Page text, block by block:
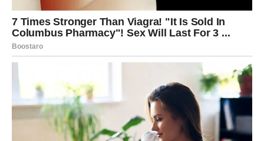
MENTALNA AKTIVNOST I NOVA
IDEJA
Iako je vikend, tvoj um neće mirovati. Razmišljaš o
projektima, planovima, promenama. Moguće je da te
frustrira spor tempo nekih stvari.
Ako osećaš da zaslužuješ više – ovo je vikend kada